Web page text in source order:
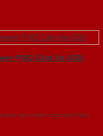
P1R2 Căm Xe-SGD
theo tiêu chuẩn công nghệ Châu